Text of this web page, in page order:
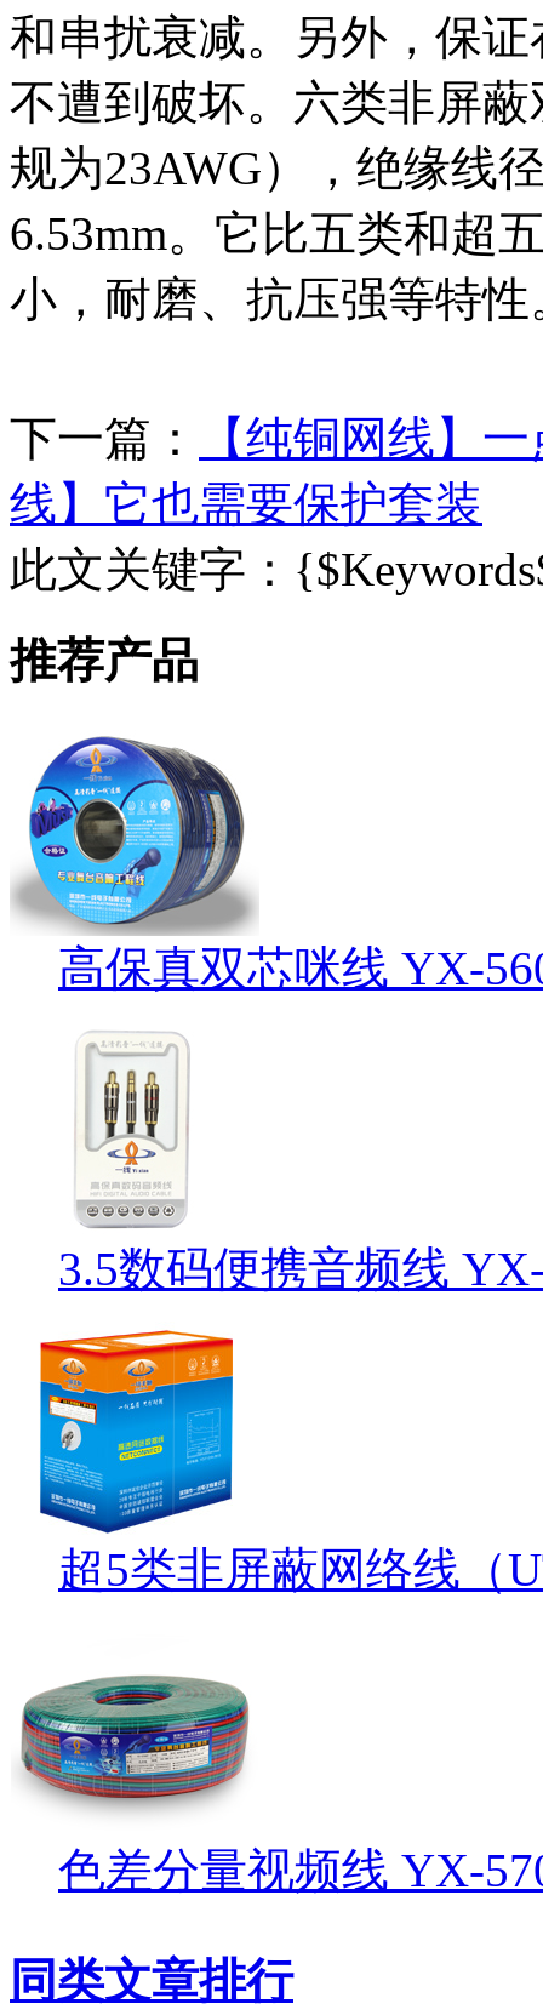
和串扰衰减。另外，保
不遭到破坏。六类非屏
规为23AWG），绝缘线
6.53mm。它比五类和超
小，耐磨、抗压强等特性
下一篇：
【纯铜网线】
线】它也需要保护套装
此文关键字：
推荐产品
高保真双芯咪线 YX-
3.5数码便携音频线
超5类非屏蔽网络线（
色差分量视频线 YX-
同类文章排行